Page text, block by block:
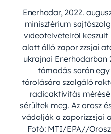
Enerhodar, 2022.
minisztérium
videófelvételről készült
alatt álló zaporizzsjai
ukrajnai Enerhodarban
támadás során
tárolására szolgáló
radioaktivitás
sérültek meg. Az orosz
vádolják a zaporizzsjai
Fotó: MTI/EPA//